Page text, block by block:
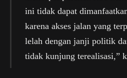
ini tidak dapat
karena akses jalan yang
lelah dengan janji politik
tidak kunjung terealisasi,”